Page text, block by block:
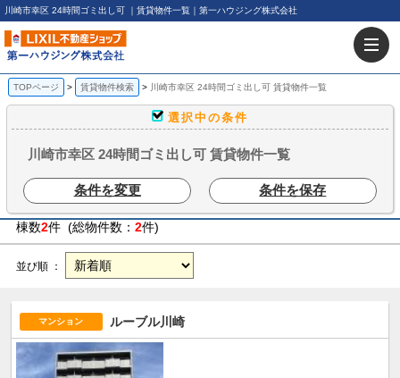
川崎市幸区 24時間ゴミ出し可 ｜賃貸物件一覧｜第一ハウジング株式会社
TOPページ 賃貸物件検索 川崎市幸区 24時間ゴミ出し可 賃貸物件一覧
選択中の条件
川崎市幸区 24時間ゴミ出し可 賃貸物件一覧
条件を変更 条件を保存
棟数2件 (総物件数： 2件)
並び順 ：
マンション ルーブル川崎